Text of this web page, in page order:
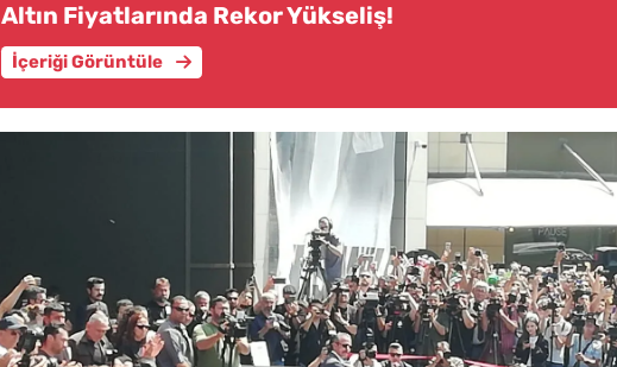
Altın Fiyatlarında Rekor Yükseliş!
İçeriği Görüntüle